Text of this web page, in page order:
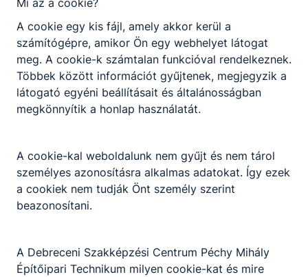
A cookie egy kis fájl, amely akkor kerül a
számítógépre, amikor Ön egy webhelyet látogat
meg. A cookie-k számtalan funkcióval rendelkeznek.
Többek között információt gyűjtenek, megjegyzik a
látogató egyéni beállításait és általánosságban
megkönnyítik a honlap használatát.
A cookie-kal weboldalunk nem gyűjt és nem tárol
személyes azonosításra alkalmas adatokat. Így ezek
a cookiek nem tudják Önt személy szerint
beazonosítani.
A Debreceni Szakképzési Centrum Péchy Mihály
Építőipari Technikum milyen cookie-kat és mire